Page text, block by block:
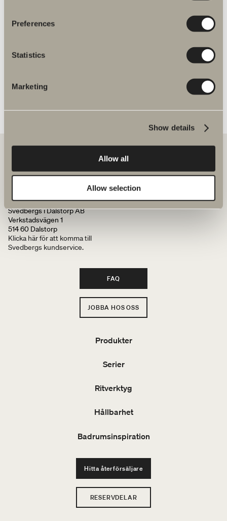
Preferences
Statistics
Marketing
Show details
Allow all
Allow selection
Hos oss hittar du allt för hela badrummet. Från badrumsmöbler,
tvättställ och blandare till duschar, badkar, handdukstorkar och WC.
Svedbergs i Dalstorp AB
Verkstadsvägen 1
514 60 Dalstorp
Klicka här för att komma till
Svedbergs kundservice.
FAQ
JOBBA HOS OSS
Produkter
Serier
Ritverktyg
Hållbarhet
Badrumsinspiration
Hitta återförsäljare
RESERVDELAR